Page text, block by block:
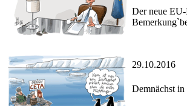
Der neue EU-
29.10.2016
Demnächst